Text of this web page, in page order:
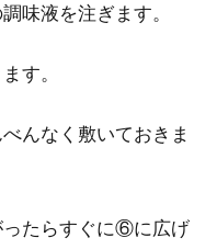
は秩父の名物！お土産
味液を注ぎます。
す。
んなく敷いておきま
たらすぐに⑥に広げ